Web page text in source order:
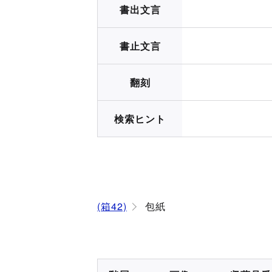
書出文言
書止文言
翻刻
検索ヒント
(箱42) 包紙